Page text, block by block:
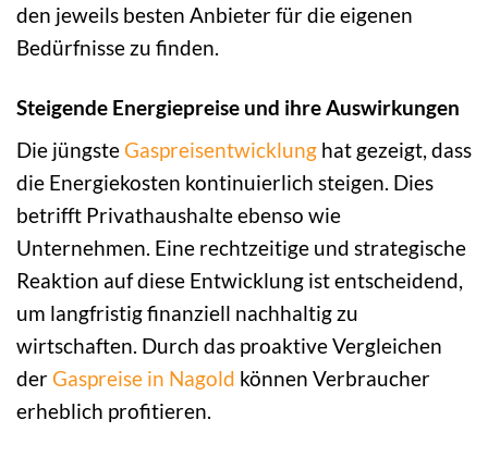
den jeweils besten Anbieter für die eigenen
Bedürfnisse zu finden.
Steigende Energiepreise und ihre Auswirkungen
Die jüngste Gaspreisentwicklung hat gezeigt, dass
die Energiekosten kontinuierlich steigen. Dies
betrifft Privathaushalte ebenso wie
Unternehmen. Eine rechtzeitige und strategische
Reaktion auf diese Entwicklung ist entscheidend,
um langfristig finanziell nachhaltig zu
wirtschaften. Durch das proaktive Vergleichen
der Gaspreise in Nagold können Verbraucher
erheblich profitieren.